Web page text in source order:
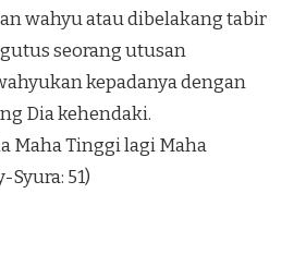
wahyu atau dibelakang tabir
seorang utusan
kepadanya dengan
Dia kehendaki.
Maha Tinggi lagi Maha
Syura: 51)